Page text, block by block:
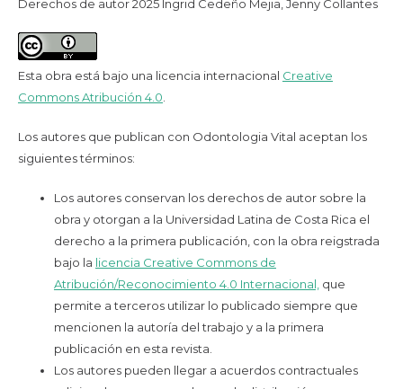
Derechos de autor 2025 Ingrid Cedeño Mejia, Jenny Collantes
Esta obra está bajo una licencia internacional Creative
Commons Atribución 4.0.
Los autores que publican con Odontologia Vital aceptan los
siguientes términos:
Los autores conservan los derechos de autor sobre la
obra y otorgan a la Universidad Latina de Costa Rica el
derecho a la primera publicación, con la obra reigstrada
bajo la licencia Creative Commons de
Atribución/Reconocimiento 4.0 Internacional,que
permite a terceros utilizar lo publicado siempre que
mencionen la autoría del trabajo y a la primera
publicación en esta revista.
Los autores pueden llegar a acuerdos contractuales